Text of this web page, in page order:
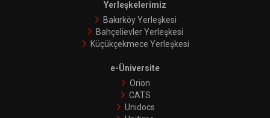
Yerleşkelerimiz
Bakırköy Yerleşkesi
Bahçelievler Yerleşkesi
Küçükçekmece Yerleşkesi
e-Üniversite
Orion
CATS
Unidocs